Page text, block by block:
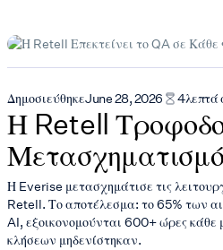
ΔημοσιεύθηκεJune 28, 2026 4λεπτά
Η Retell
Η Everise μετασχημάτισε τις
Retell. Το αποτέλεσμα: το 65% των
AI, εξοικονομούνται 600+ ώρες κάθε
κλήσεων μηδενίστηκαν.